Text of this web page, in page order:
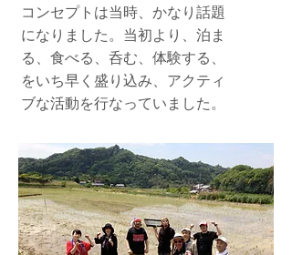
コンセプトは当時、かなり話題
になりました。当初より、泊ま
る、食べる、呑む、体験する、
をいち早く盛り込み、アクティ
ブな活動を行なっていました。